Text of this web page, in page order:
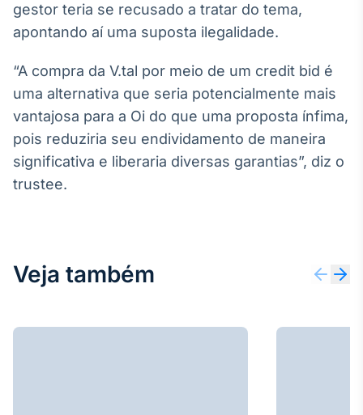
gestor teria se recusado a tratar do tema,
apontando aí uma suposta ilegalidade.
“A compra da V.tal por meio de um credit bid é
uma alternativa que seria potencialmente mais
vantajosa para a Oi do que uma proposta ínfima,
pois reduziria seu endividamento de maneira
significativa e liberaria diversas garantias”, diz o
trustee.
Veja também